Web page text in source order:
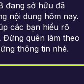
đang sở hữu đã
nội dung hôm nay.
các bạn hiểu rõ
Đừng quên làm theo
thông tin nhé.